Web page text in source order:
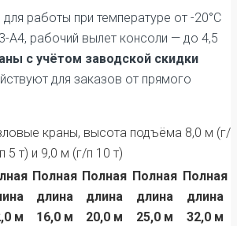
работы при температуре от -20°C
А4, рабочий вылет консоли — до 4,5
с учётом заводской скидки
для заказов от прямого
краны, высота подъёма 8,0 м (г/
п 5 т) и 9,0 м (г/п 10 т)
м
Полная
длина
16,0 м
Полная
длина
20,0 м
Полная
длина
25,0 м
Полная
длина
32,0 м